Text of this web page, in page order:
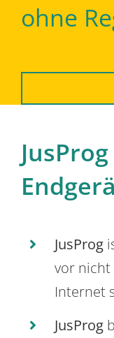
ohne
JusProg
vor nicht
Internet
JusProg